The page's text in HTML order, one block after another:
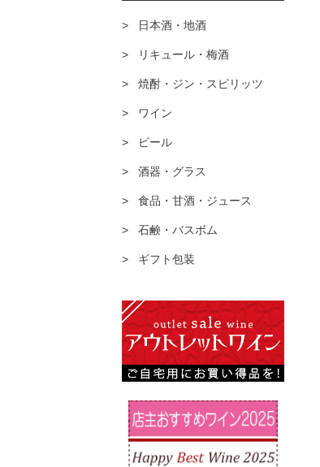
日本酒・地酒
リキュール・梅酒
焼酎・ジン・スピリッツ
ワイン
ビール
酒器・グラス
食品・甘酒・ジュース
石鹸・バスボム
ギフト包装